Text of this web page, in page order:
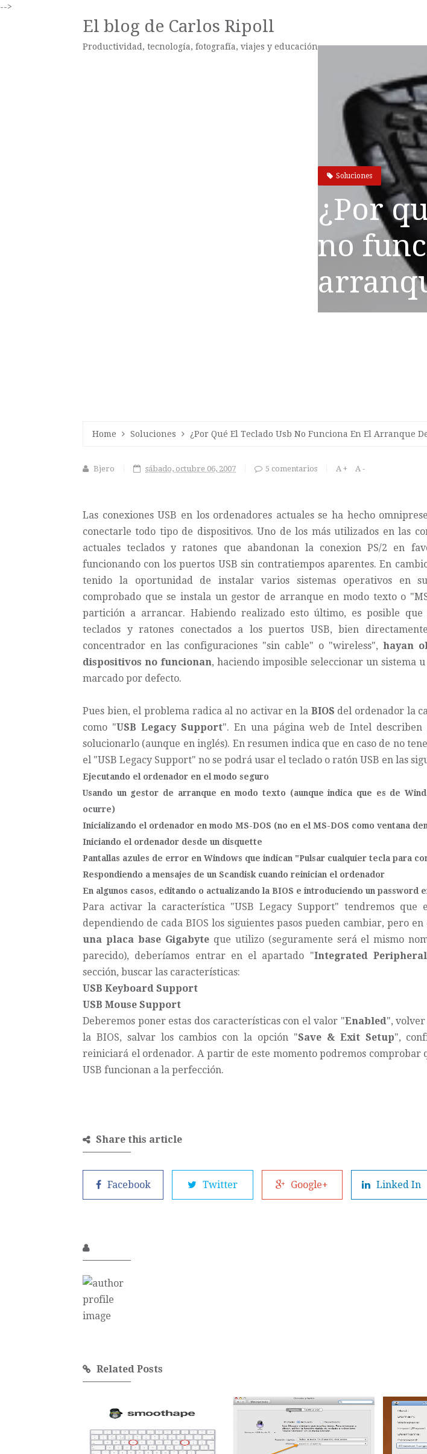
-->
El blog de Carlos Ripoll
Productividad, tecnología, fotografía, viajes y educación
Soluciones
¿Por
no
Home Soluciones ¿Por Qué El Teclado Usb No Funciona En El Arranque
Bjero sábado, octubre 06, 2007 5 comentarios A + A -
Las conexiones USB en los ordenadores actuales se ha hecho
conectarle todo tipo de dispositivos. Uno de los más utilizados en las
actuales teclados y ratones que abandonan la conexion PS/2 en
funcionando con los puertos USB sin contratiempos aparentes. En
tenido la oportunidad de instalar varios sistemas operativos en
comprobado que se instala un gestor de arranque en modo texto o
partición a arrancar. Habiendo realizado esto último, es posible que
teclados y ratones conectados a los puertos USB, bien
concentrador en las configuraciones "sin cable" o "wireless", hayan
dispositivos no funcionan, haciendo imposible seleccionar un sistema
marcado por defecto.
Pues bien, el problema radica al no activar en la BIOS del ordenador la
como "USB Legacy Support". En una página web de Intel
solucionarlo (aunque en inglés). En resumen indica que en caso de no
el "USB Legacy Support" no se podrá usar el teclado o ratón USB en las
Ejecutando el ordenador en el modo seguro
Usando un gestor de arranque en modo texto (aunque indica que es de
ocurre)
Inicializando el ordenador en modo MS-DOS (no en el MS-DOS como ventana
Iniciando el ordenador desde un disquette
Pantallas azules de error en Windows que indican "Pulsar cualquier tecla para
Respondiendo a mensajes de un Scandisk cuando reinician el ordenador
En algunos casos, editando o actualizando la BIOS e introduciendo un password
Para activar la característica "USB Legacy Support" tendremos que
dependiendo de cada BIOS los siguientes pasos pueden cambiar, pero en
una placa base Gigabyteque utilizo (seguramente será el mismo
parecido), deberíamos entrar en el apartado "Integrated
sección, buscar las características:
USB Keyboard Support
USB Mouse Support
Deberemos poner estas dos características con el valor "Enabled",
la BIOS, salvar los cambios con la opción "Save & Exit Setup",
reiniciará el ordenador. A partir de este momento podremos comprobar
USB funcionan a la perfección.
Share this article
Facebook Twitter Google+ Linked In
Related Posts